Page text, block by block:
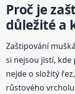
Proč je
důležité a
Zaštipování
si nejsou jistí,
nejde o složitý
růstového